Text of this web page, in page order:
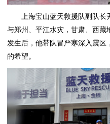
上海宝山蓝天救援队副队
与郑州、平江水灾，甘肃、西藏
发生后，他带队冒严寒深入震区
的希望。